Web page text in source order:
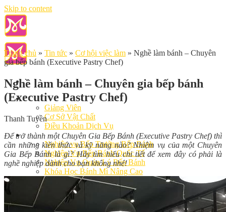
Skip to content
Giới Thiệu
Giảng Viên
Cơ Sở Vật Chất
Điều Khoản Dịch Vụ
Học Làm Bánh
Nghiệp vụ Bếp Trưởng Bếp Bánh
Nghiệp Vụ Bếp Bánh Quốc Tế
Nghiệp Vụ Quản Lý Bếp Bánh
Khóa Học Bánh Mì Nâng Cao
Nghiệp Vụ Bánh Kem
Khóa Học Làm Bánh Việt
Khóa Học Làm Bánh Nhật
Khóa Học Bánh Đài Loan
Trang chủ » Tin tức » Cơ hội việc làm » Nghề làm bánh – Chuyên
gia bếp bánh (Executive Pastry Chef)
Nghề làm bánh – Chuyên gia bếp bánh
(Executive Pastry Chef)
Thanh Tuyền
Để trở thành một Chuyên Gia Bếp Bánh (Executive Pastry Chef) thì
cần những kiến thức và kỹ năng nào? Nhiệm vụ của một Chuyên
Gia Bếp Bánh là gì? Hãy tìm hiểu chi tiết để xem đây có phải là
nghề nghiệp dành cho bạn không nhé!